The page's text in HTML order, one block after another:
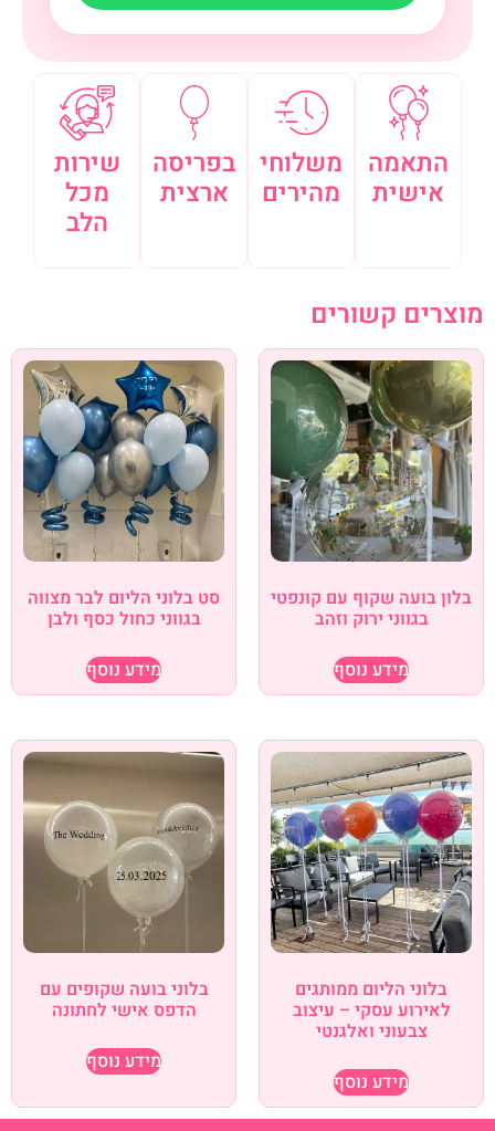
שירות
מכל
הלב
בפריסה
ארצית
משלוחי
מהירים
התאמה
אישית
מוצרים קשורים
בלון בועה שקוף עם קונפטי
בגווני ירוק וזהב
מידע נוסף
סט בלוני הליום לבר מצווה
בגווני כחול כסף ולבן
מידע נוסף
בלוני הליום ממותגים
לאירוע עסקי – עיצוב
צבעוני ואלגנטי
מידע נוסף
בלוני בועה שקופים עם
הדפס אישי לחתונה
מידע נוסף